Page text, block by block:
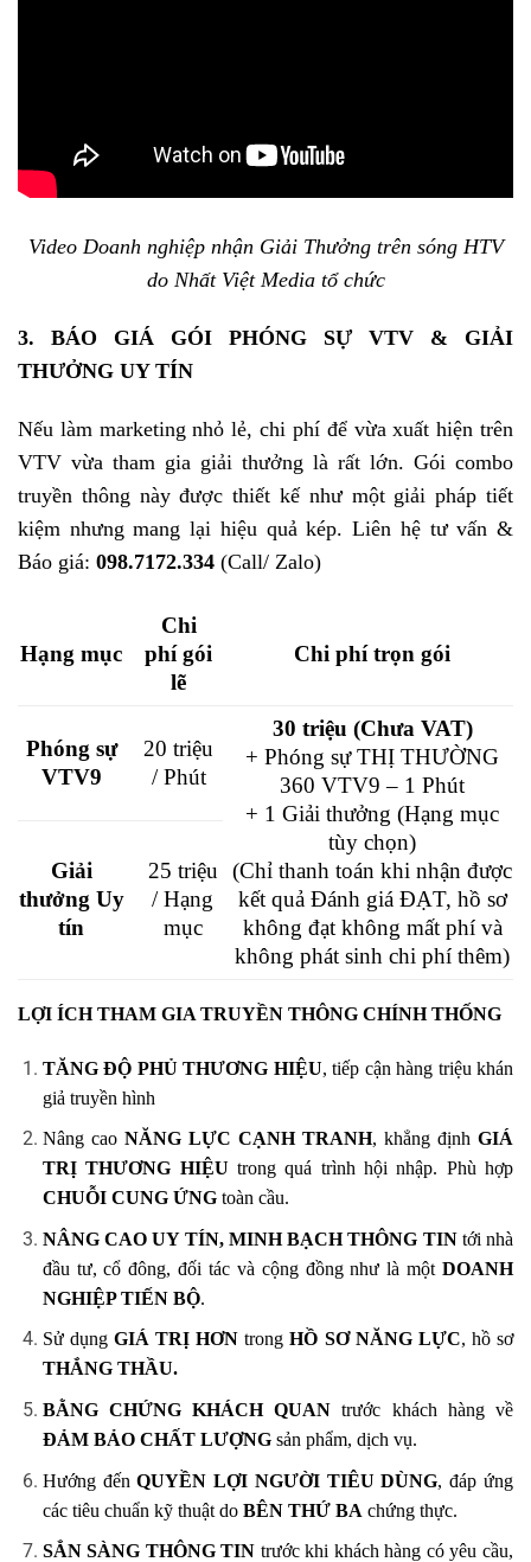
Video Doanh nghiệp nhận Giải Thưởng trên sóng HTV
do Nhất Việt Media tổ chức
3. BÁO GIÁ GÓI PHÓNG SỰ VTV & GIẢI
THƯỞNG UY TÍN
Nếu làm marketing nhỏ lẻ, chi phí để vừa xuất hiện trên
VTV vừa tham gia giải thưởng là rất lớn. Gói combo
truyền thông này được thiết kế như một giải pháp tiết
kiệm nhưng mang lại hiệu quả kép. Liên hệ tư vấn &
Báo giá: 098.7172.334 (Call/ Zalo)
Hạng mục
Chi
phí gói
lẽ
Chi phí trọn gói
Phóng sự
VTV9
20 triệu
/ Phút
30 triệu (Chưa VAT)
+ Phóng sự THỊ THƯỜNG
360 VTV9 – 1 Phút
+ 1 Giải thưởng (Hạng mục
tùy chọn)
(Chỉ thanh toán khi nhận được
kết quả Đánh giá ĐẠT, hồ sơ
không đạt không mất phí và
không phát sinh chi phí thêm)
Giải
thưởng Uy
tín
25 triệu
/ Hạng
mục
LỢI ÍCH THAM GIA TRUYỀN THÔNG CHÍNH THỐNG
TĂNG ĐỘ PHỦ THƯƠNG HIỆU, tiếp cận hàng triệu khán
giả truyền hình
Nâng cao NĂNG LỰC CẠNH TRANH, khẳng địnhGIÁ
TRỊ THƯƠNG HIỆU trong quá trình hội nhập. Phù hợp
CHUỖI CUNG ỨNGtoàn cầu.
NÂNG CAO UY TÍN, MINH BẠCH THÔNG TINtới nhà
đầu tư, cổ đông, đối tác và cộng đồng như là một DOANH
NGHIỆP TIẾN BỘ.
Sử dụngGIÁ TRỊ HƠN trongHỒ SƠ NĂNG LỰC, hồ sơ
THẮNG THẦU.
BẰNG CHỨNG KHÁCH QUAN trước khách hàng về
ĐẢM BẢO CHẤT LƯỢNGsản phẩm, dịch vụ.
Hướng đếnQUYỀN LỢI NGƯỜI TIÊU DÙNG, đáp ứng
các tiêu chuẩn kỹ thuật do BÊN THỨ BA chứng thực.
SẲN SÀNG THÔNG TIN trước khi khách hàng có yêu cầu,